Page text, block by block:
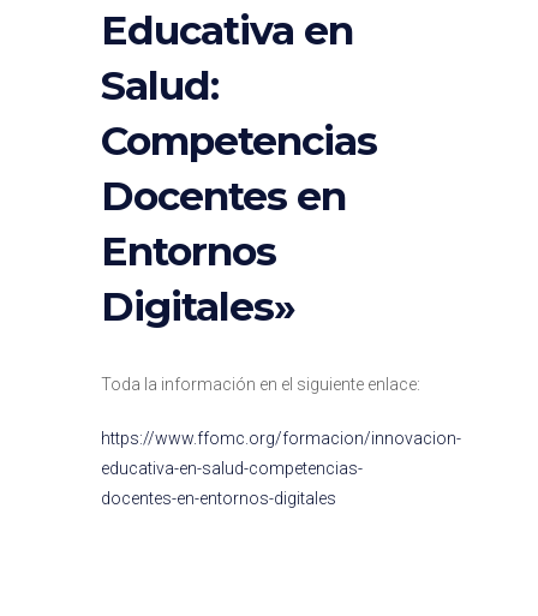
Educativa en
Salud:
Competencias
Docentes en
Entornos
Digitales»
Toda la información en el siguiente enlace:
https://www.ffomc.org/formacion/innovacion-
educativa-en-salud-competencias-
docentes-en-entornos-digitales